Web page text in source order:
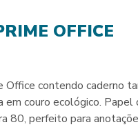
OFFICE
Office contendo caderno
em couro ecológico. Papel
80, perfeito para